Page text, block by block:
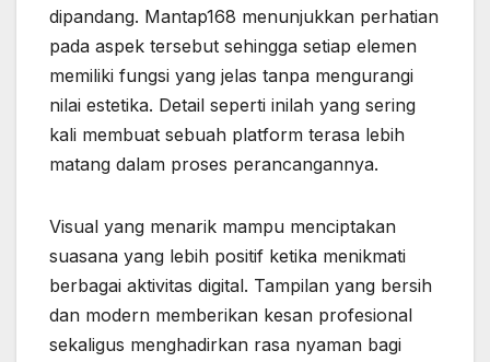
dipandang. Mantap168 menunjukkan perhatian
pada aspek tersebut sehingga setiap elemen
memiliki fungsi yang jelas tanpa mengurangi
nilai estetika. Detail seperti inilah yang sering
kali membuat sebuah platform terasa lebih
matang dalam proses perancangannya.
Visual yang menarik mampu menciptakan
suasana yang lebih positif ketika menikmati
berbagai aktivitas digital. Tampilan yang bersih
dan modern memberikan kesan profesional
sekaligus menghadirkan rasa nyaman bagi